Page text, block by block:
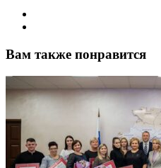
Вам также понравится